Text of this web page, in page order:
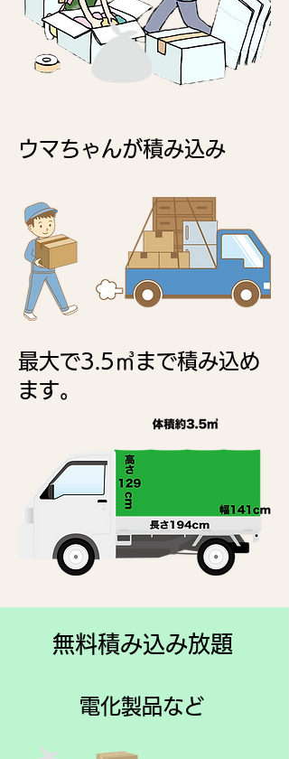
​ウマちゃんが積み込み
​最大で3.5㎥まで積み込め
ます。
​無料積み込み放題
電化製品など